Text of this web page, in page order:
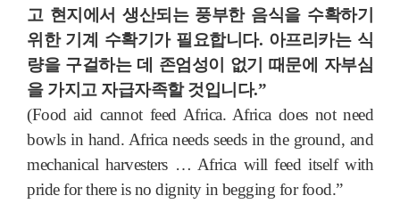
고 현지에서 생산되는 풍부한 음식을 수확하기
위한 기계 수확기가 필요합니다. 아프리카는 식
량을 구걸하는 데 존엄성이 없기 때문에 자부심
을 가지고 자급자족할 것입니다.”
(Food aid cannot feed Africa. Africa does not need
bowls in hand. Africa needs seeds in the ground, and
mechanical harvesters … Africa will feed itself with
pride for there is no dignity in begging for food.”